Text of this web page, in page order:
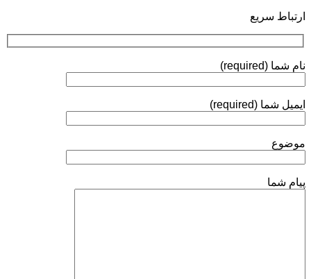
ولو
نیکل
ارتباط سریع
نام شما (required)
ایمیل شما (required)
موضوع
پیام شما